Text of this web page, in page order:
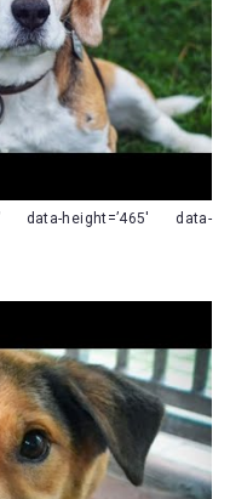
height=’465′ data-